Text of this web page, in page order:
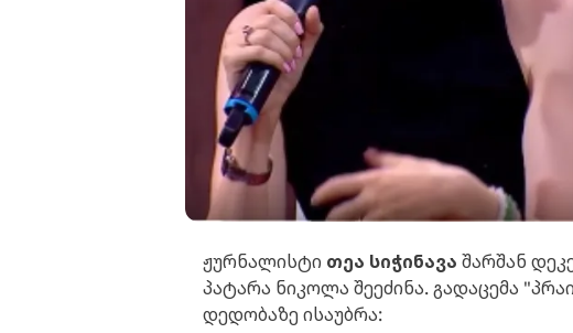
ჟურნალისტი თეა სიჭინავა შარშან
პატარა ნიკოლა შეეძინა. გადაცემა
დედობაზე ისაუბრა: